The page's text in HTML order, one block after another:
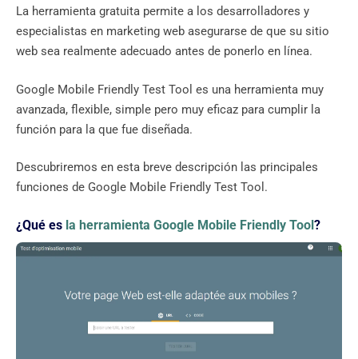
La herramienta gratuita permite a los desarrolladores y
especialistas en marketing web asegurarse de que su sitio
web sea realmente adecuado antes de ponerlo en línea.
Google Mobile Friendly Test Tool es una herramienta muy
avanzada, flexible, simple pero muy eficaz para cumplir la
función para la que fue diseñada.
Descubriremos en esta breve descripción las principales
funciones de Google Mobile Friendly Test Tool.
¿Qué es la herramienta Google Mobile Friendly Tool?